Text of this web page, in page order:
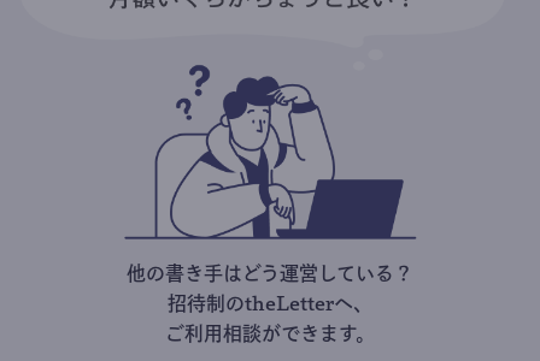
他の書き手はどう運営している？
招待制のtheLetterへ、
ご利用相談ができます。